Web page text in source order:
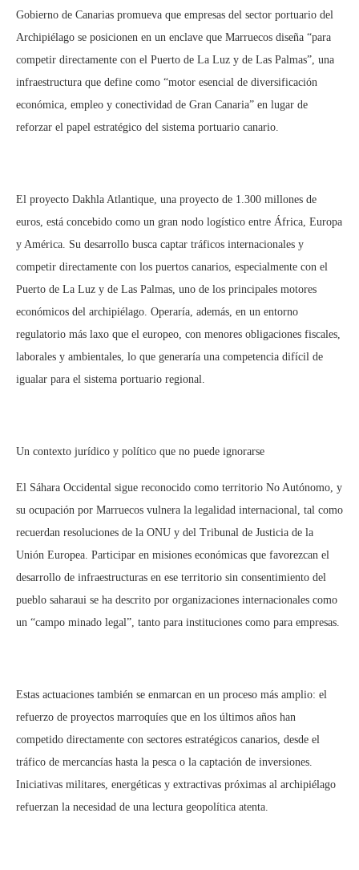
Gobierno de Canarias promueva que empresas del sector portuario del
Archipiélago se posicionen en un enclave que Marruecos diseña “para
competir directamente con el Puerto de La Luz y de Las Palmas”, una
infraestructura que define como “motor esencial de diversificación
económica, empleo y conectividad de Gran Canaria” en lugar de
reforzar el papel estratégico del sistema portuario canario.
El proyecto Dakhla Atlantique, una proyecto de 1.300 millones de
euros, está concebido como un gran nodo logístico entre África, Europa
y América. Su desarrollo busca captar tráficos internacionales y
competir directamente con los puertos canarios, especialmente con el
Puerto de La Luz y de Las Palmas, uno de los principales motores
económicos del archipiélago. Operaría, además, en un entorno
regulatorio más laxo que el europeo, con menores obligaciones fiscales,
laborales y ambientales, lo que generaría una competencia difícil de
igualar para el sistema portuario regional.
Un contexto jurídico y político que no puede ignorarse
El Sáhara Occidental sigue reconocido como territorio No Autónomo, y
su ocupación por Marruecos vulnera la legalidad internacional, tal como
recuerdan resoluciones de la ONU y del Tribunal de Justicia de la
Unión Europea. Participar en misiones económicas que favorezcan el
desarrollo de infraestructuras en ese territorio sin consentimiento del
pueblo saharaui se ha descrito por organizaciones internacionales como
un “campo minado legal”, tanto para instituciones como para empresas.
Estas actuaciones también se enmarcan en un proceso más amplio: el
refuerzo de proyectos marroquíes que en los últimos años han
competido directamente con sectores estratégicos canarios, desde el
tráfico de mercancías hasta la pesca o la captación de inversiones.
Iniciativas militares, energéticas y extractivas próximas al archipiélago
refuerzan la necesidad de una lectura geopolítica atenta.